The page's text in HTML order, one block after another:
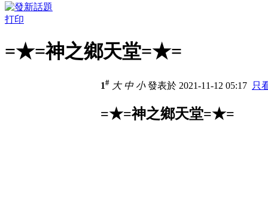
打印
=★=神之鄉天堂=★=
1# 大 中 小發表於 2021-11-12 05:17 只
=★=神之鄉天堂=★=